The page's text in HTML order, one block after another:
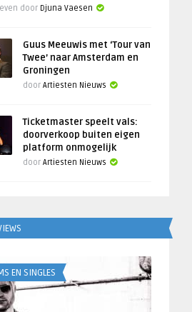
door Djuna Vaesen
Guus Meeuwis met ‘Tour van
Twee’ naar Amsterdam en
Groningen
door Artiesten Nieuws
Ticketmaster speelt vals:
doorverkoop buiten eigen
platform onmogelijk
door Artiesten Nieuws
EN SINGLES